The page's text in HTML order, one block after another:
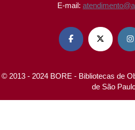
E-mail:
  
© 2013 - 2024 BORE - Bibliotecas de
de São